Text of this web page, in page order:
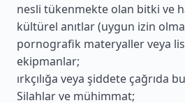
nesli tükenmekte olan bitki ve
kültürel anıtlar (uygun izin
pornografik materyaller veya
ekipmanlar;
ırkçılığa veya şiddete çağrıda
Silahlar ve mühimmat;